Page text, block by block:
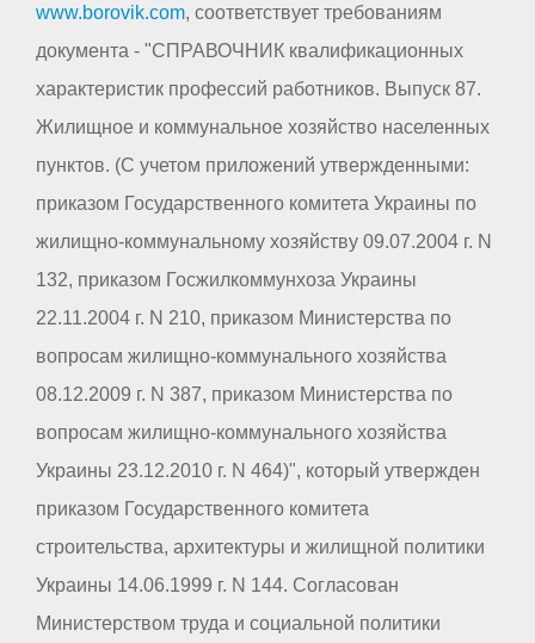
www.borovik.com, соответствует требованиям
документа - "СПРАВОЧНИК квалификационных
характеристик профессий работников. Выпуск 87.
Жилищное и коммунальное хозяйство населенных
пунктов. (С учетом приложений утвержденными:
приказом Государственного комитета Украины по
жилищно-коммунальному хозяйству 09.07.2004 г. N
132, приказом Госжилкоммунхоза Украины
22.11.2004 г. N 210, приказом Министерства по
вопросам жилищно-коммунального хозяйства
08.12.2009 г. N 387, приказом Министерства по
вопросам жилищно-коммунального хозяйства
Украины 23.12.2010 г. N 464)", который утвержден
приказом Государственного комитета
строительства, архитектуры и жилищной политики
Украины 14.06.1999 г. N 144. Согласован
Министерством труда и социальной политики